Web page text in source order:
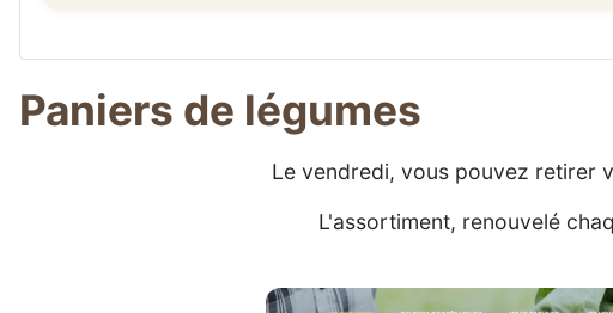
Paniers de légumes
Le vendredi, vous pouvez retirer
L'assortiment, renouvelé